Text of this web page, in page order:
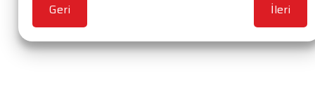
Geri İleri